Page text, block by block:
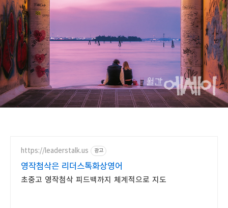
https://leaderstalk.us 광고
영작첨삭은 리더스톡화상영어
초중고 영작첨삭 피드백까지 체계적으로 지도